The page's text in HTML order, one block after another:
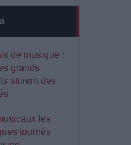
de musique :
grands
attirent des
les
tournés